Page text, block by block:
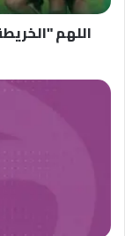
القاسية
اللهم
الدورة